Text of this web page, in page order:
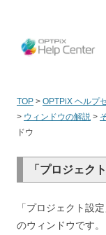
TOP > OPTPiX ヘルプ
> ウィンドウの解説 >
ドウ
「プロジェク
「プロジェクト設
のウィンドウです。